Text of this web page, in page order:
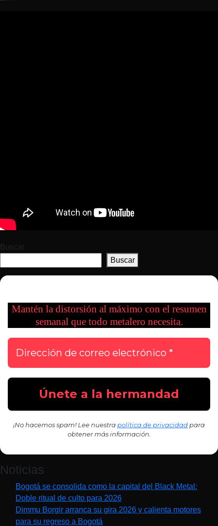
Buscar
Buscar
Mantén la distorsión al máximo con el resumen
semanal que todo metalero necesita.
¡No hacemos spam! Lee nuestra política de privacidad para
obtener más información.
Noticias
Bogotá se consolida como la capital del Black Metal:
Doble ritual de culto para 2026
Dimmu Borgir arranca su gira 2026 y calienta motores
para su regreso a Bogotá